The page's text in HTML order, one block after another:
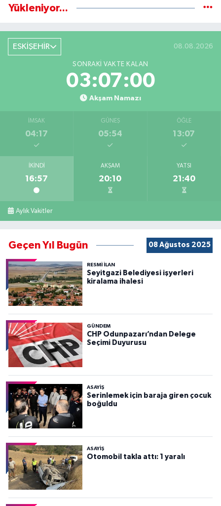
Yükleniyor...
ESKİŞEHİR 08.08.2026
SONRAKI VAKTE KALAN
03:06:59
Akşam Namazı
İMSAK
04:17
GÜNEŞ
05:54
ÖĞLE
13:07
İKINDI
16:57
AKŞAM
20:10
YATSI
21:40
Aylık Vakitler
Geçen Yıl Bugün 08 Ağustos 2025
RESMİ İLAN
Seyitgazi Belediyesi işyerleri
kiralama ihalesi
GÜNDEM
CHP Odunpazarı’ndan Delege
Seçimi Duyurusu
ASAYİŞ
Serinlemek için baraja giren çocuk
boğuldu
ASAYİŞ
Otomobil takla attı: 1 yaralı